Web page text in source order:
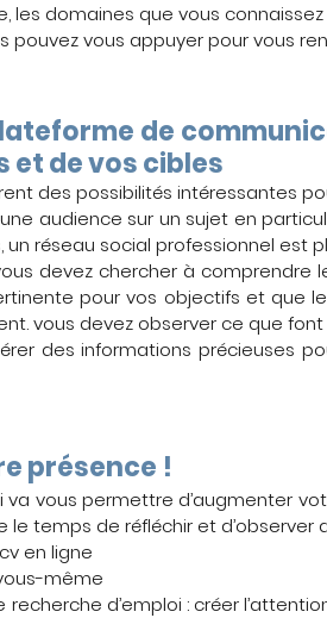
les domaines que vous
pouvez vous appuyer pour vous
de
et de vos cibles
des possibilités intéressantes
audience sur un sujet en
réseau social professionnel est
devez chercher à
pour vos objectifs et que
vous devez observer ce que
des informations précieuses
présence !
va vous permettre d’augmenter
le temps de réfléchir et d’observer
en ligne
même
recherche d’emploi : créer